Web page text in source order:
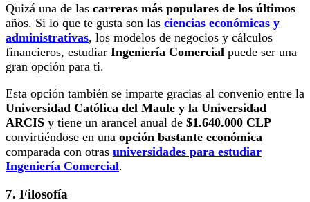
Quizá una de las carreras más populares de los últimos
años. Si lo que te gusta son las ciencias económicas y
administrativas, los modelos de negocios y cálculos
financieros, estudiar Ingeniería Comercial puede ser una
gran opción para ti.
Esta opción también se imparte gracias al convenio entre la
Universidad Católica del Maule y la Universidad
ARCIS y tiene un arancel anual de $1.640.000 CLP
convirtiéndose en una opción bastante económica
comparada con otras universidades para estudiar
Ingeniería Comercial.
7. Filosofía